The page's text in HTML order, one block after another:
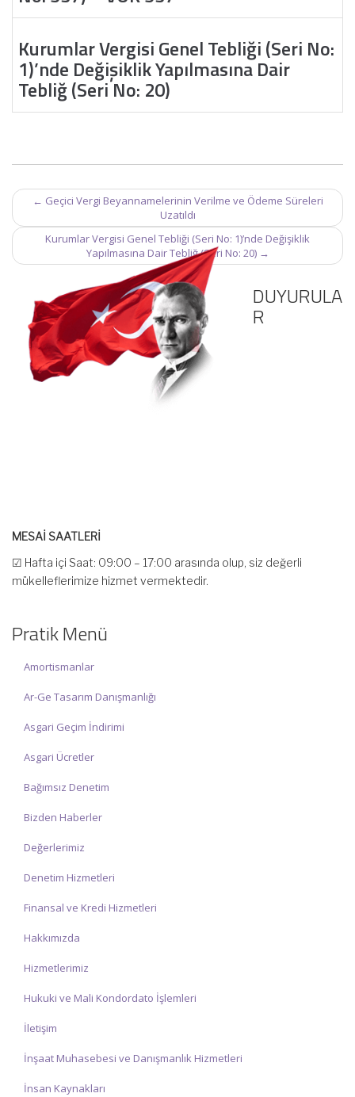
Kurumlar Vergisi Genel Tebliği (Seri No:
1)’nde Değişiklik Yapılmasına Dair
Tebliğ (Seri No: 20)
Post
navigation
← Geçici Vergi Beyannamelerinin Verilme ve Ödeme Süreleri
Uzatıldı
Kurumlar Vergisi Genel Tebliği (Seri No: 1)’nde Değişiklik
Yapılmasına Dair Tebliğ (Seri No: 20) →
DUYURULA
R
MESAİ SAATLERİ
☑ Hafta içi Saat: 09:00 – 17:00 arasında olup, siz değerli
mükelleflerimize hizmet vermektedir.
İlgi ve anlayışınız için İNCİ MUHASEBE MÜŞAVİRLİK Ailesi olarak
teşekkür ederiz.
Pratik Menü
Amortismanlar
Ar-Ge Tasarım Danışmanlığı
Asgari Geçim İndirimi
Asgari Ücretler
Bağımsız Denetim
Bizden Haberler
Değerlerimiz
Denetim Hizmetleri
Finansal ve Kredi Hizmetleri
Hakkımızda
Hizmetlerimiz
Hukuki ve Mali Kondordato İşlemleri
İletişim
İnşaat Muhasebesi ve Danışmanlık Hizmetleri
İnsan Kaynakları